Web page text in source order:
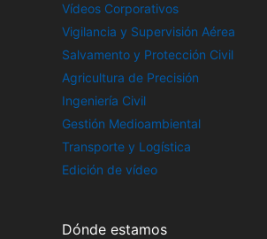
Vídeos Corporativos
Vigilancia y Supervisión Aérea
Salvamento y Protección Civil
Agricultura de Precisión
Ingeniería Civil
Gestión Medioambiental
Transporte y Logística
Edición de vídeo
Dónde estamos